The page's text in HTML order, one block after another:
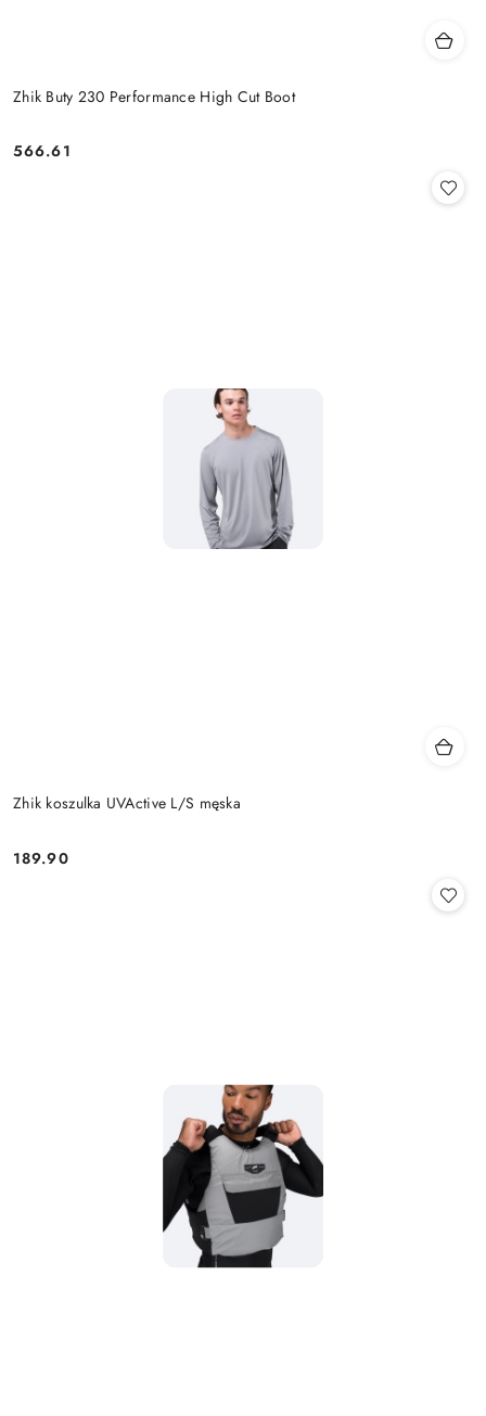
Zhik Buty 230 Performance High Cut Boot
Cena:
566.61
Zhik koszulka UVActive L/S męska
Cena:
189.90